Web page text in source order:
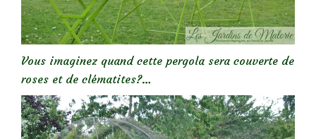
Vous imaginez quand cette pergola sera couverte de
roses et de clématites?…